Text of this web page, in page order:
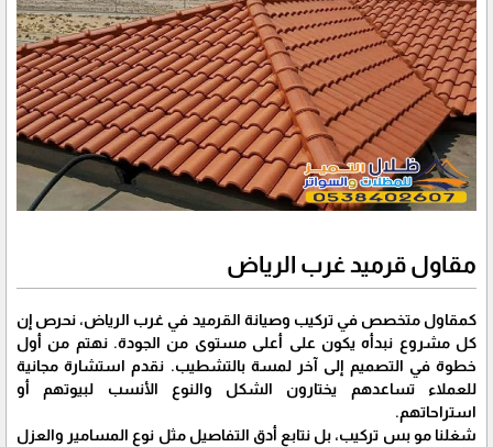
مقاول قرميد غرب الرياض
كمقاول متخصص في تركيب وصيانة القرميد في غرب الرياض، نحرص إن
كل مشروع نبدأه يكون على أعلى مستوى من الجودة. نهتم من أول
خطوة في التصميم إلى آخر لمسة بالتشطيب. نقدم استشارة مجانية
للعملاء تساعدهم يختارون الشكل والنوع الأنسب لبيوتهم أو
استراحاتهم.
شغلنا مو بس تركيب، بل نتابع أدق التفاصيل مثل نوع المسامير والعزل